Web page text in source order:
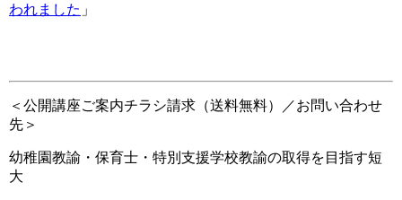
われました 」
＜公開講座ご案内チラシ請求（送料無料）／お問い合わせ
先＞
幼稚園教諭・保育士・特別支援学校教諭の取得を目指す短
大